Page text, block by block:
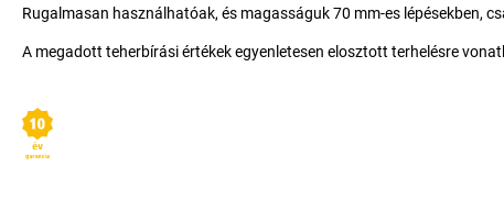
Rugalmasan használhatóak, és magasságuk 70 mm-es lépésekben,
A megadott teherbírási értékek egyenletesen elosztott terhelésre